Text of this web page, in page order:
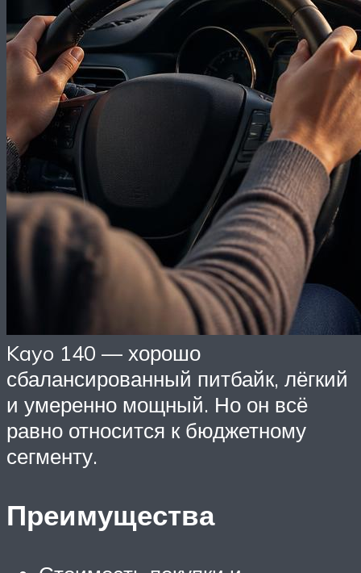
Kayo 140 — хорошо
сбалансированный питбайк, лёгкий
и умеренно мощный. Но он всё
равно относится к бюджетному
сегменту.
Преимущества